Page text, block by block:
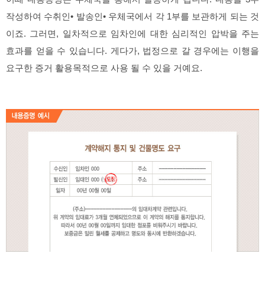
작성하여 수취인• 발송인• 우체국에서 각 1부를 보관하게 되는 것
이죠. 그러면, 일차적으로 임차인에 대한 심리적인 압박을 주는
효과를 얻을 수 있습니다. 게다가, 법정으로 갈 경우에는 이행을
요구한 증거 활용목적으로 사용 될 수 있을 거예요.